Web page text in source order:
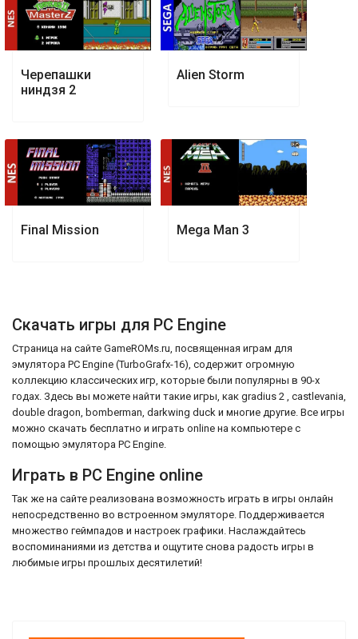
Черепашки
ниндзя 2
Alien Storm
Final Mission Mega Man 3
Скачать игры для PC Engine
Страница на сайте GameROMs.ru, посвященная играм для
эмулятора PC Engine (TurboGrafx-16), содержит огромную
коллекцию классических игр, которые были популярны в 90-х
годах. Здесь вы можете найти такие игры, как gradius 2 , castlevania,
double dragon, bomberman, darkwing duck и многие другие. Все игры
можно скачать бесплатно и играть online на компьютере с
помощью эмулятора PC Engine.
Играть в PC Engine online
Так же на сайте реализована возможность играть в игры онлайн
непосредственно во встроенном эмуляторе. Поддерживается
множество геймпадов и настроек графики. Наслаждайтесь
воспоминаниями из детства и ощутите снова радость игры в
любимые игры прошлых десятилетий!